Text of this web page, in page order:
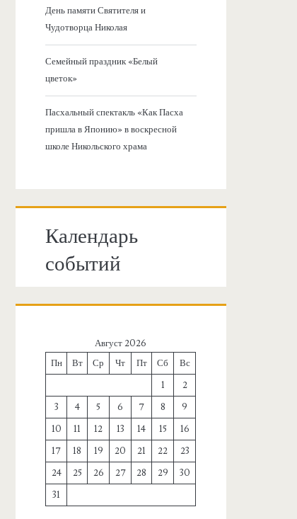
День памяти Святителя и
Чудотворца Николая
Семейный праздник «Белый
цветок»
Пасхальный спектакль «Как Пасха
пришла в Японию» в воскресной
школе Никольского храма
Календарь
событий
Август 2026
Пн
Вт Ср Чт Пт Сб
Вс
1
2
3
4 5 6 7 8
9
10
11 12 13 14 15
16
17
18 19 20 21 22
23
24
25 26 27 28 29
30
31